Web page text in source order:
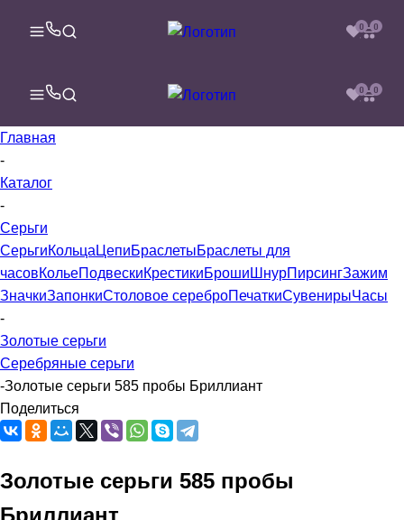
0 0
0 0
Главная
-
Каталог
-
Серьги
СерьгиКольца ЦепиБраслетыБраслеты для
часовКольеПодвескиКрестикиБроши ШнурПирсингЗажим
ЗначкиЗапонкиСтоловое сереброПечаткиСувенирыЧасы
-
Золотые серьги
Серебряные серьги
-Золотые серьги 585 пробы Бриллиант
Поделиться
Золотые серьги 585 пробы
Бриллиант